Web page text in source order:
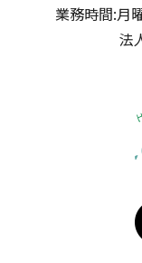
業務時間:月
法